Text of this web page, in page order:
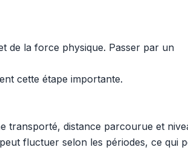
de la force physique. Passer par un
cette étape importante.
transporté, distance parcourue et
fluctuer selon les périodes, ce qui